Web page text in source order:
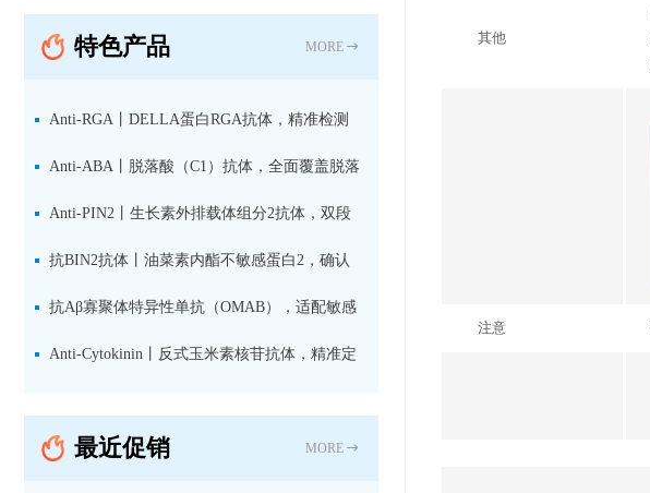
其他
注意
IgG（H+L）二抗 现货
特色产品 MORE
Anti-RGA丨DELLA蛋白RGA抗体，精准检测
赤霉素响应关键抑制因子
Anti-ABA丨脱落酸（C1）抗体，全面覆盖脱落
酸活性库与储存库
Anti-PIN2丨生长素外排载体组分2抗体，双段
肽混合免疫原设计方案
抗BIN2抗体丨油菜素内酯不敏感蛋白2，确认
双子叶植物研究数据特异性
抗Aβ寡聚体特异性单抗（OMAB），适配敏感
检测体系与活细胞实验
Anti-Cytokinin丨反式玉米素核苷抗体，精准定
最近促销 MORE